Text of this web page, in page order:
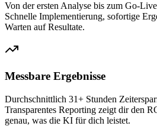
Von der ersten Analyse bis zum Go-
Schnelle Implementierung, sofortige
Warten auf Resultate.
Messbare Ergebnisse
Durchschnittlich 31+ Stunden
Transparentes Reporting zeigt dir den
genau, was die KI für dich leistet.